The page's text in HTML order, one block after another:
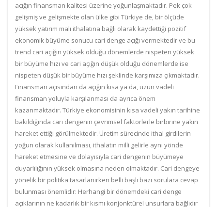
açığın finansman kalitesi üzerine yoğunlaşmaktadır. Pek çok
gelişmiş ve gelişmekte olan ülke gibi Türkiye de, bir ölçüde
yüksek yatırım malı ithalatına bağlı olarak kaydettiği pozitif
ekonomik büyüme sonucu cari denge açığı vermektedir ve bu
trend cari açığın yüksek olduğu dönemlerde nispeten yüksek
bir büyüme hızı ve cari açığın düşük olduğu dönemlerde ise
nispeten düşük bir büyüme hızı şeklinde karşımıza çıkmaktadır.
Finansman açısından da açığın kısa ya da, uzun vadeli
finansman yoluyla karşılanması da ayrıca önem
kazanmaktadır. Türkiye ekonomisinin kısa vadeli yakın tarihine
bakıldığında cari dengenin çevrimsel faktörlerle birbirine yakın
hareket ettiği görülmektedir. Üretim sürecinde ithal girdilerin
yoğun olarak kullanılması, ithalatın milli gelirle aynı yönde
hareket etmesine ve dolayısıyla cari dengenin büyümeye
duyarlılığının yüksek olmasına neden olmaktadır. Cari dengeye
yönelik bir politika tasarlanırken belli başlı bazı sorulara cevap
bulunması önemlidir: Herhangi bir dönemdeki cari denge
açıklarının ne kadarlık bir kısmı konjonktürel unsurlara bağlıdır